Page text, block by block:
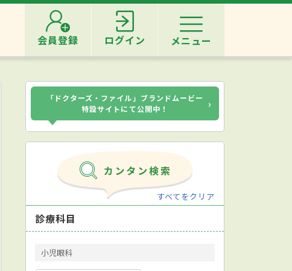
会員登録 ログイン メニュー
「ドクターズ・ファイル」ブランドムービー
特設サイトにて公開中！
›
すべてをクリア
診療科目
小児眼科